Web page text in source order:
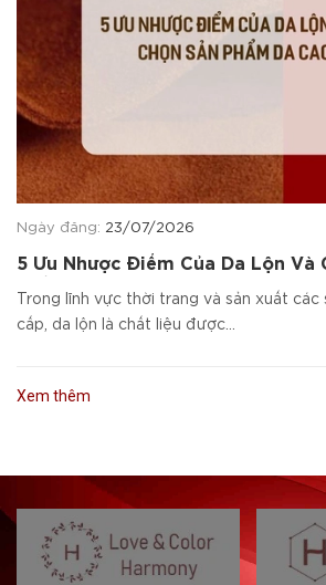
Ngày đăng: 23/07/2026
5 Ưu Nhược Điểm Của Da Lộn Và
Phẩm Da Cao Cấp
Trong lĩnh vực thời trang và sản xuất các
cấp, da lộn là chất liệu được...
Xem thêm